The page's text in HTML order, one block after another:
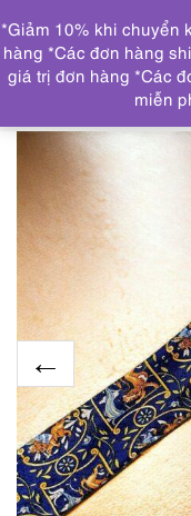
Trang chủ KHĂN,
Caravat-
*Giảm 10% khi chuyển
hàng *Các đơn hàng
giá trị đơn hàng *Các
miễn